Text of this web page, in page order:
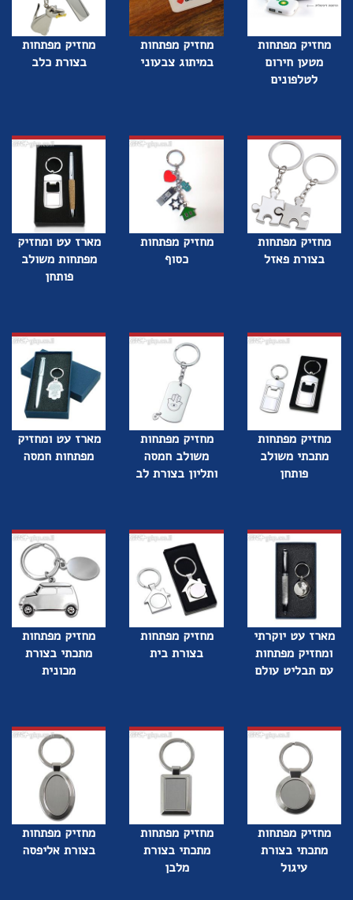
מחזיק מפתחות
מטען חירום
לטלפונים
מחזיק מפתחות
במיתוג צבעוני
מחזיק מפתחות
בצורת כלב
מחזיק מפתחות
בצורת פאזל
מחזיק מפתחות
כסוף
מארז עט ומחזיק
מפתחות משולב
פותחן
מחזיק מפתחות
מתכתי משולב
פותחן
מחזיק מפתחות
משולב חמסה
ותליון בצורת לב
מארז עט ומחזיק
מפתחות חמסה
מארז עט יוקרתי
ומחזיק מפתחות
עם תבליט עולם
מחזיק מפתחות
בצורת בית
מחזיק מפתחות
מתכתי בצורת
מכונית
מחזיק מפתחות
מתכתי בצורת
עיגול
מחזיק מפתחות
מתכתי בצורת
מלבן
מחזיק מפתחות
בצורת אליפסה